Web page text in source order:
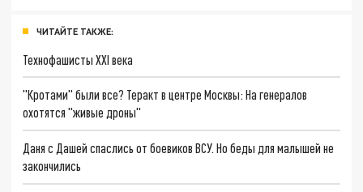
ЧИТАЙТЕ ТАКЖЕ:
Технофашисты XXI века
"Кротами" были все? Теракт в центре Москвы: На генералов
охотятся "живые дроны"
Даня с Дашей спаслись от боевиков ВСУ. Но беды для малышей не
закончились